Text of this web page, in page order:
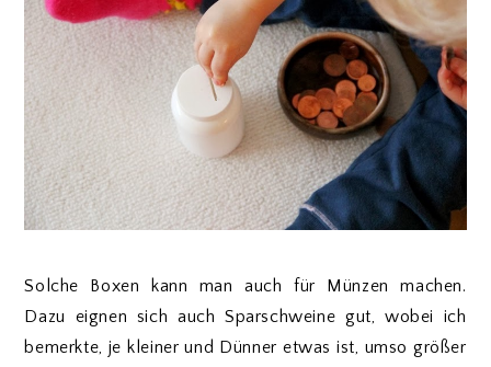
Solche Boxen kann man auch für Münzen machen.
Dazu eignen sich auch Sparschweine gut, wobei ich
bemerkte, je kleiner und Dünner etwas ist, umso größer